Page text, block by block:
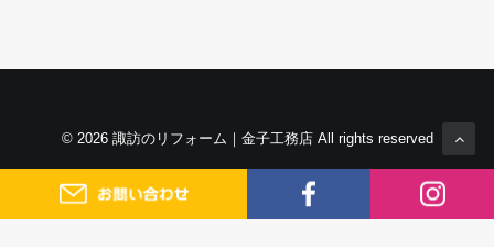
© 2026 諏訪のリフォーム｜金子工務店 All rights reserved